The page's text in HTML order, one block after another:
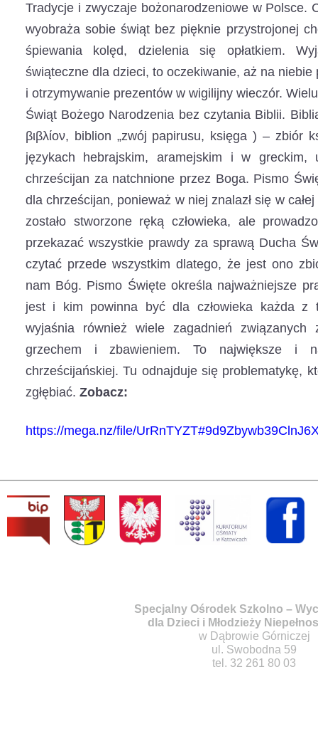
Tradycje i zwyczaje bożonarodzeniowe w Polsce.
wyobraża sobie świąt bez pięknie przystrojonej
śpiewania kolęd, dzielenia się opłatkiem.
świąteczne dla dzieci, to oczekiwanie, aż na
i otrzymywanie prezentów w wigilijny wieczór.
Świąt Bożego Narodzenia bez czytania Biblii.
βιβλίον, biblion „zwój papirusu, księga ) – zbiór
językach hebrajskim, aramejskim i w greckim,
chrześcijan za natchnione przez Boga. Pismo
dla chrześcijan, ponieważ w niej znalazł się w
zostało stworzone ręką człowieka, ale
przekazać wszystkie prawdy za sprawą Ducha
czytać przede wszystkim dlatego, że jest ono
nam Bóg. Pismo Święte określa najważniejsze
jest i kim powinna być dla człowieka każda z
wyjaśnia również wiele zagadnień
grzechem i zbawieniem. To największe i
chrześcijańskiej. Tu odnajduje się problematykę,
zgłębiać. Zobacz:
https://mega.nz/file/
Specjalny Ośrodek Szkolno –
dla Dzieci i Młodzieży
w Dąbrowie Górniczej
ul. Swobodna 59
tel. 32 261 80 03